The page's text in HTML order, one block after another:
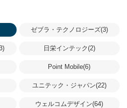
ゼブラ・テクノロジーズ(3)
日栄インテック(2)
Point Mobile(6)
ユニテック・ジャパン(22)
ウェルコムデザイン(64)